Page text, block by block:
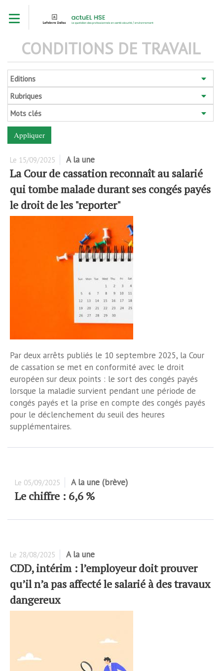
contenu
CONDITIONS DE TRAVAIL
Editions
Rubriques
Mots clés
Le 15/09/2025 A la une
La Cour de cassation reconnaît au salarié
qui tombe malade durant ses congés payés
le droit de les "reporter"
Par deux arrêts publiés le 10 septembre 2025, la Cour
de cassation se met en conformité avec le droit
européen sur deux points : le sort des congés payés
lorsque la maladie survient pendant une période de
congés payés et la prise en compte des congés payés
pour le déclenchement du seuil des heures
supplémentaires.
Le 05/09/2025 A la une (brève)
Le chiffre : 6,6 %
Le 28/08/2025 A la une
CDD, intérim : l’employeur doit prouver
qu’il n’a pas affecté le salarié à des travaux
dangereux